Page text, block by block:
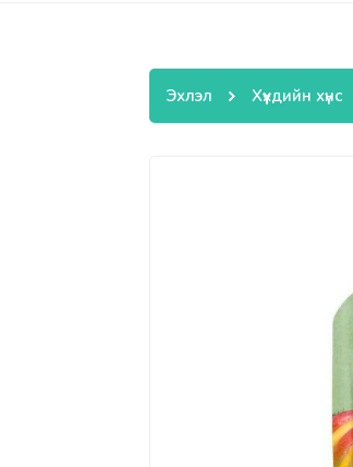
Эхлэл Хүүхдийн хүнс